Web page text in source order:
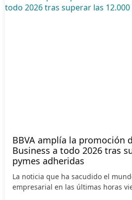
BBVA amplía la promoción
Business a todo 2026 tras
pymes adheridas
La noticia que ha sacudido el
empresarial en las últimas horas